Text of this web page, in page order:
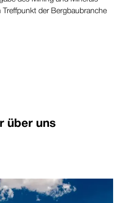
der Berg­bau­branche
über uns